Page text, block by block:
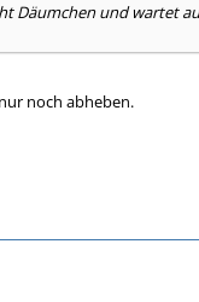
Däumchen und wartet
noch abheben.